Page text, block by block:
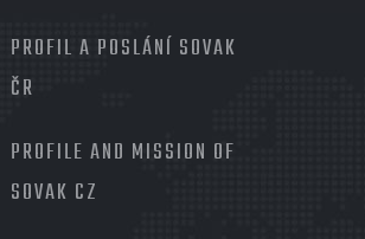
PROFIL A POSLÁNÍ SOVAK
ČR
PROFILE AND MISSION OF
SOVAK CZ